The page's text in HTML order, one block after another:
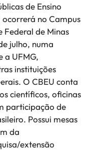
de Ensino
ocorrerá no Campus
Federal de Minas
julho, numa
a UFMG,
instituições
O CBEU conta
científicos, oficinas
participação de
Possui mesas
da
extensão